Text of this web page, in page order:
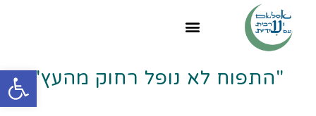
"התפוח לא נופל רחוק מהעץ"